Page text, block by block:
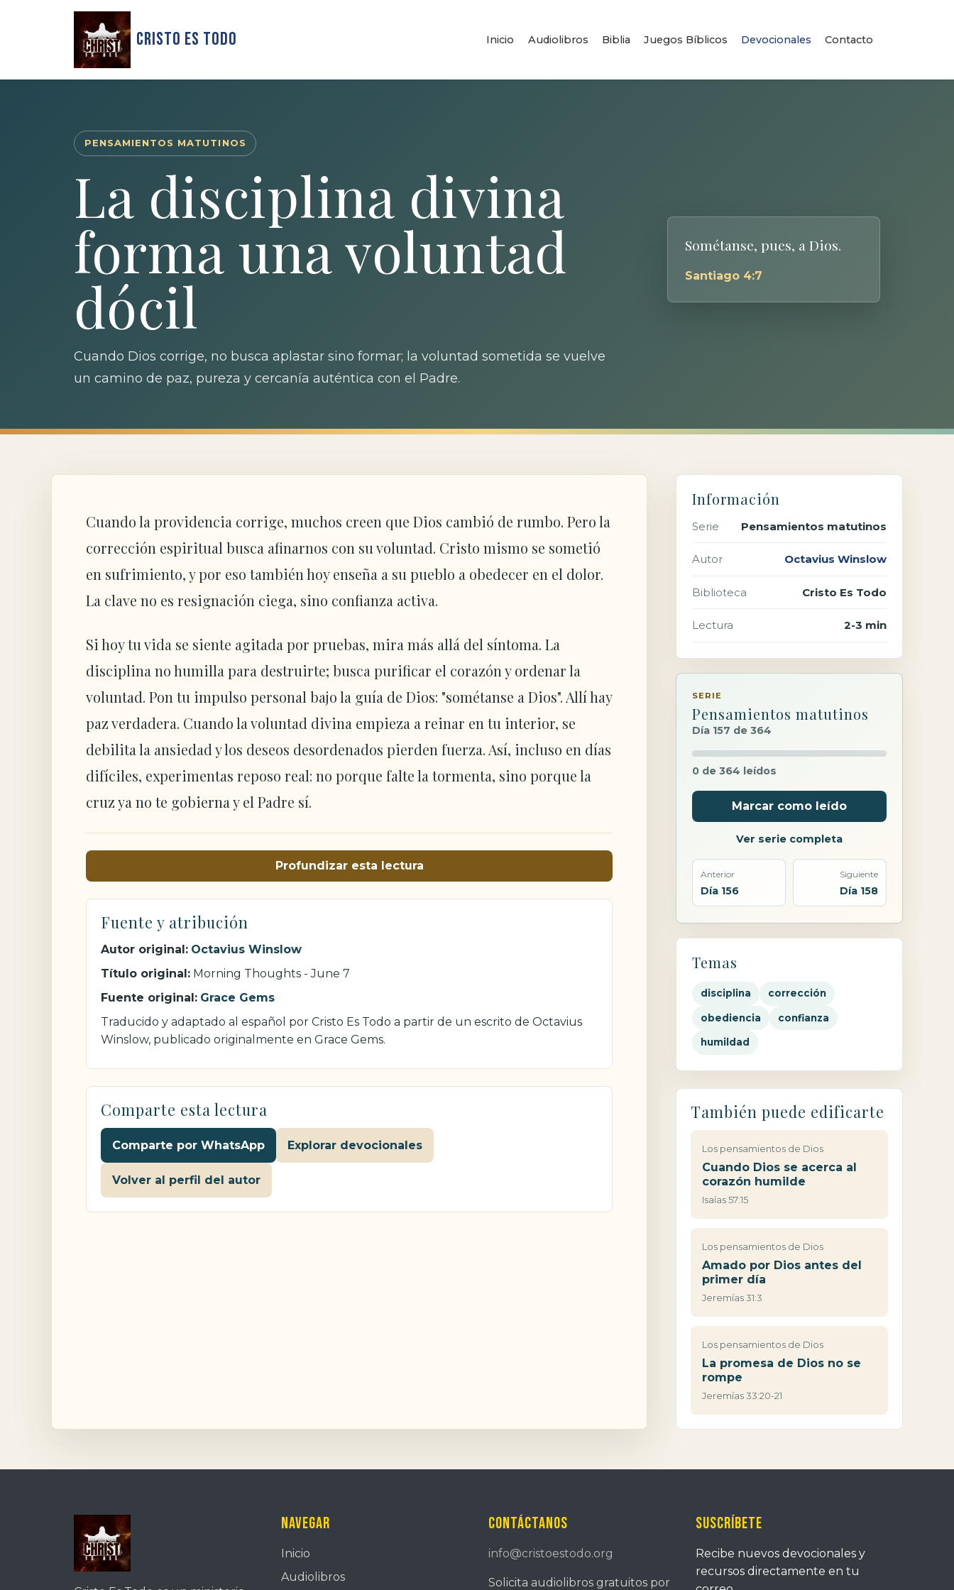
Cristo Es Todo Inicio Audiolibros Biblia Juegos Bíblicos Devocionales Contacto
PENSAMIENTOS MATUTINOS
La disciplina divina
forma una voluntad
dócil
Cuando Dios corrige, no busca aplastar sino formar; la voluntad sometida se vuelve
un camino de paz, pureza y cercanía auténtica con el Padre.
Sométanse, pues, a Dios.
Santiago 4:7
Cuando la providencia corrige, muchos creen que Dios cambió de rumbo. Pero la
corrección espiritual busca afinarnos con su voluntad. Cristo mismo se sometió
en sufrimiento, y por eso también hoy enseña a su pueblo a obedecer en el dolor.
La clave no es resignación ciega, sino confianza activa.
Si hoy tu vida se siente agitada por pruebas, mira más allá del síntoma. La
disciplina no humilla para destruirte; busca purificar el corazón y ordenar la
voluntad. Pon tu impulso personal bajo la guía de Dios: "sométanse a Dios". Allí hay
paz verdadera. Cuando la voluntad divina empieza a reinar en tu interior, se
debilita la ansiedad y los deseos desordenados pierden fuerza. Así, incluso en días
difíciles, experimentas reposo real: no porque falte la tormenta, sino porque la
cruz ya no te gobierna y el Padre sí.
Profundizar esta lectura
Fuente y atribución
Autor original: Octavius Winslow
Título original: Morning Thoughts - June 7
Fuente original: Grace Gems
Traducido y adaptado al español por Cristo Es Todo a partir de un escrito de Octavius
Winslow, publicado originalmente en Grace Gems.
Comparte esta lectura
Comparte por WhatsApp Explorar devocionales
Volver al perfil del autor
Información
Serie Pensamientos matutinos
Autor Octavius Winslow
Biblioteca Cristo Es Todo
Lectura 2-3 min
SERIE
Pensamientos matutinos
Día 157 de 364
0 de 364 leídos
Marcar como leído
Ver serie completa
Anterior
Día 156
Siguiente
Día 158
Temas
disciplina corrección
obediencia confianza
humildad
También puede edificarte
Los pensamientos de Dios
Cuando Dios se acerca al
corazón humilde
Isaías 57:15
Los pensamientos de Dios
Amado por Dios antes del
primer día
Jeremías 31:3
Los pensamientos de Dios
La promesa de Dios no se
rompe
Jeremías 33:20-21
Navegar
Inicio
Audiolibros
Contáctanos
info@cristoestodo.org
Solicita audiolibros gratuitos por
Suscríbete
Recibe nuevos devocionales y
recursos directamente en tu